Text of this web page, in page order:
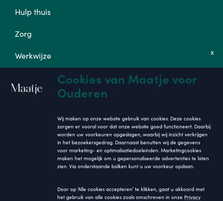
x
Cookies van Maatje voor
Ouderen
Wij maken op onze website gebruik van cookies. Deze cookies
zorgen er vooral voor dat onze website goed functioneert. Daarbij
worden uw voorkeuren opgeslagen, waarbij wij inzicht verkrijgen
in het bezoekersgedrag. Daarnaast benutten wij de gegevens
voor marketing- en optimalisatiedoeleinden. Marketingcookies
maken het mogelijk om u gepersonaliseerde advertenties te laten
zien. Via onderstaande balken kunt u uw voorkeur opslaan.
Door op ‘Alle cookies accepteren’ te klikken, gaat u akkoord met
het gebruik van alle cookies zoals omschreven in onze Privacy
Hulp thuis
Zorg
Werkwijze
Op de hoogte blijven
Inschrijven